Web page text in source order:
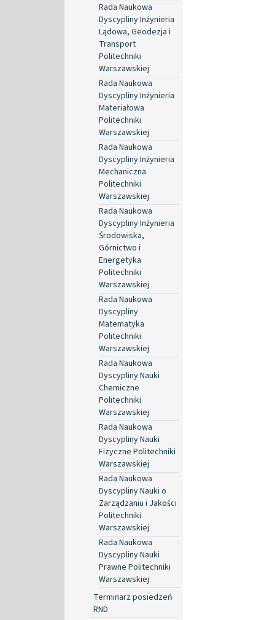
Rada Naukowa
Dyscypliny Inżynieria
Lądowa, Geodezja i
Transport
Politechniki
Warszawskiej
Rada Naukowa
Dyscypliny Inżynieria
Materiałowa
Politechniki
Warszawskiej
Rada Naukowa
Dyscypliny Inżynieria
Mechaniczna
Politechniki
Warszawskiej
Rada Naukowa
Dyscypliny Inżynieria
Środowiska,
Górnictwo i
Energetyka
Politechniki
Warszawskiej
Rada Naukowa
Dyscypliny
Matematyka
Politechniki
Warszawskiej
Rada Naukowa
Dyscypliny Nauki
Chemiczne
Politechniki
Warszawskiej
Rada Naukowa
Dyscypliny Nauki
Fizyczne Politechniki
Warszawskiej
Rada Naukowa
Dyscypliny Nauki o
Zarządzaniu i Jakości
Politechniki
Warszawskiej
Rada Naukowa
Dyscypliny Nauki
Prawne Politechniki
Warszawskiej
Terminarz posiedzeń
RND